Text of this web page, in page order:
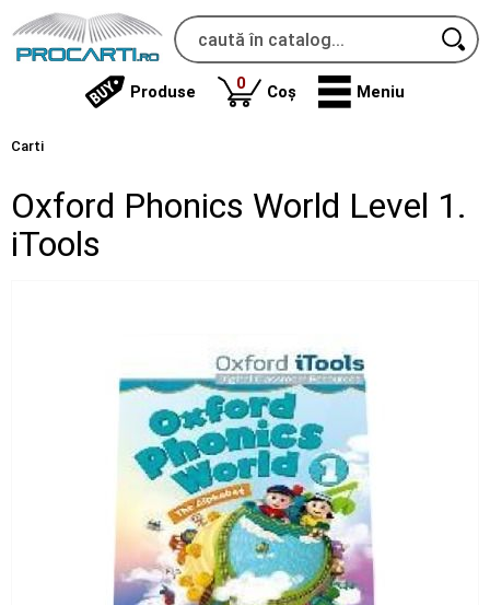
Produse 0produse
Coș Meniu
Carti
Oxford Phonics World Level 1.
iTools